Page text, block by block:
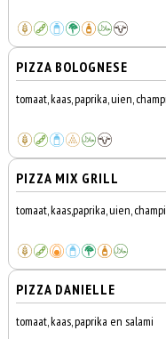
PIZZA BOLOGNESE
tomaat, kaas, paprika, uien,
PIZZA MIX GRILL
tomaat, kaas,paprika, uien,
PIZZA DANIELLE
tomaat, kaas, paprika en salami